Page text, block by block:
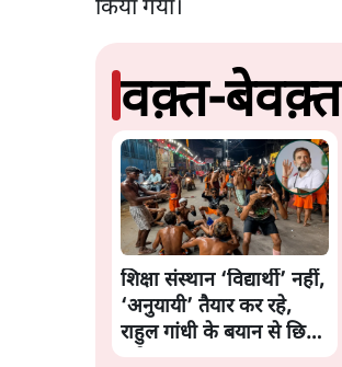
किया गया।
वक़्त-
शिक्षा संस्थान ‘विद्यार्थी’ नहीं,
‘अनुयायी’ तैयार कर रहे,
राहुल गांधी के बयान से छिड़ी